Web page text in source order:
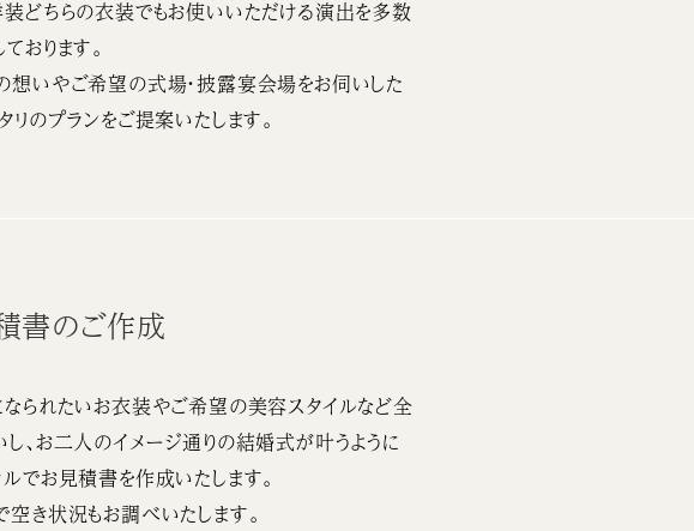
装どちらの衣装でもお使いいただける演出を多数
おります。
想いやご希望の式場・披露宴会場をお伺いした
リのプランをご提案いたします。
書のご作成
なられたいお衣装やご希望の美容スタイルなど全
、お二人のイメージ通りの結婚式が叶うように
ルでお見積書を作成いたします。
空き状況もお調べいたします。